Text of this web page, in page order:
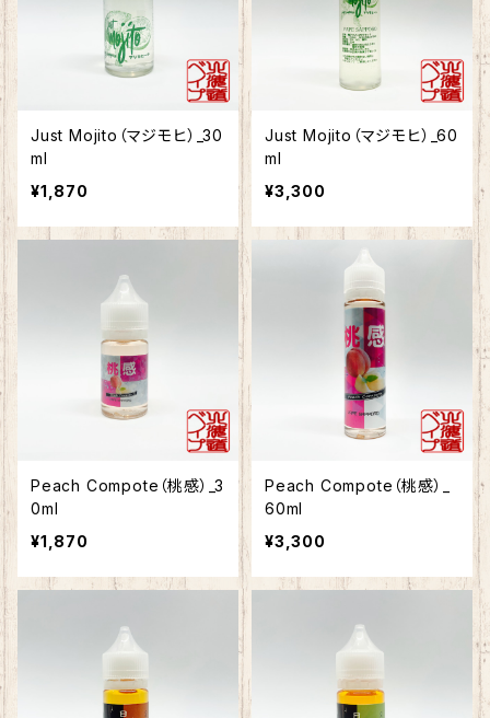
Just Mojito（マジモヒ）_30
ml
¥1,870
Just Mojito（マジモヒ）_60
ml
¥3,300
Peach Compote（桃感）_3
0ml
¥1,870
Peach Compote（桃感）_
60ml
¥3,300